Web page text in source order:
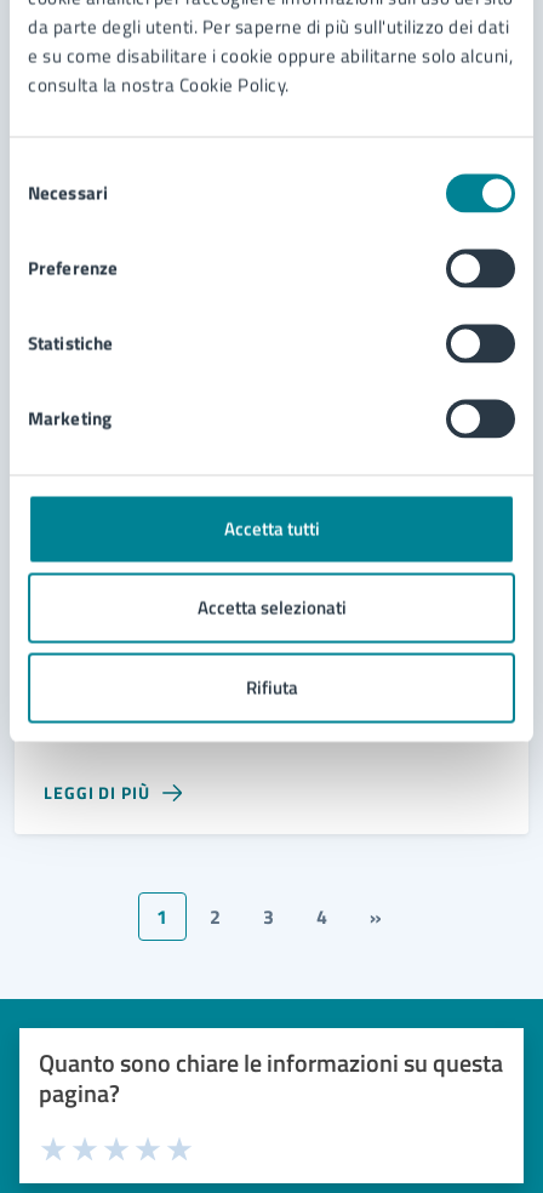
da parte degli utenti. Per saperne di più sull'utilizzo dei dati
e su come disabilitare i cookie oppure abilitarne solo alcuni,
consulta la nostra Cookie Policy.
delNecessari
Preferenze
Statistiche
Marketing
Accetta tutti
Accetta selezionati
Rifiuta
SPETTACOLO DI DANZA DAL30/04/26—AL03/05/26
13° Italian tango cup & festival 2026
1
2025
SPETTACOLO DI DANZA DAL01/08/25
LEGGI DI PIÙ
1 2 3 4 »
Quanto sono chiare le informazioni su questa
pagina?
Valuta 5 stelle su 5
Valuta 4 stelle su 5
Valuta 3 stelle su 5
Valuta 2 stelle su 5
Valuta 1 stelle su 5